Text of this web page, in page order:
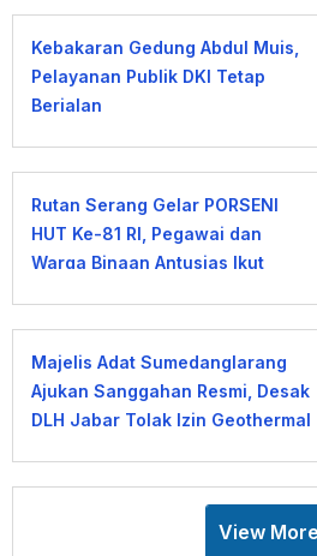
Kebakaran Gedung Abdul Muis,
Pelayanan Publik DKI Tetap
Berjalan
Rutan Serang Gelar PORSENI
HUT Ke-81 RI, Pegawai dan
Warga Binaan Antusias Ikut
Majelis Adat Sumedanglarang
Ajukan Sanggahan Resmi, Desak
DLH Jabar Tolak Izin Geothermal
View More